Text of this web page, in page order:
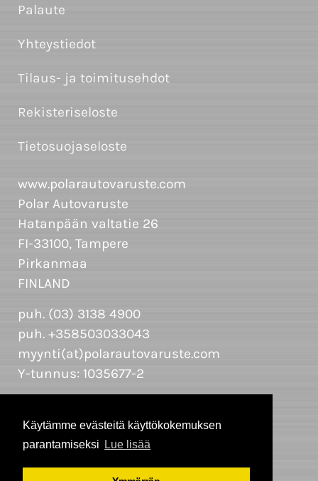
Käytämme evästeitä käyttökokemuksen
parantamiseksi
Lue lisää
Palaute
Yhteystiedot
Tilaus- ja toimitusehdot
Rekisteriseloste
Tietosuojaseloste
www.polarautovaruste.com
Polar Autovaruste
Hatanpään valtatie 26
FI-33100, Tampere
Pirkanmaa
FINLAND
puh. (03) 3138 4900
puh. +358503033043
myynti(at)polarautovaruste.com
Y-tunnus: 1035677-2